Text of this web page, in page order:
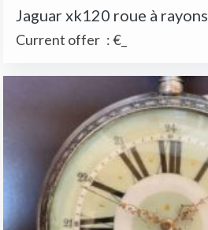
Jaguar xk120 roue à rayons
Current offer :€_